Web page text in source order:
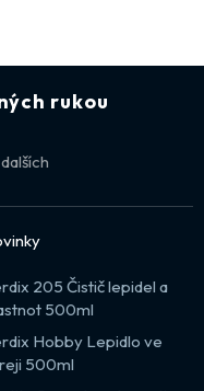
rukou
205 Čistič lepidel a
500ml
Hobby Lepidlo ve
500ml